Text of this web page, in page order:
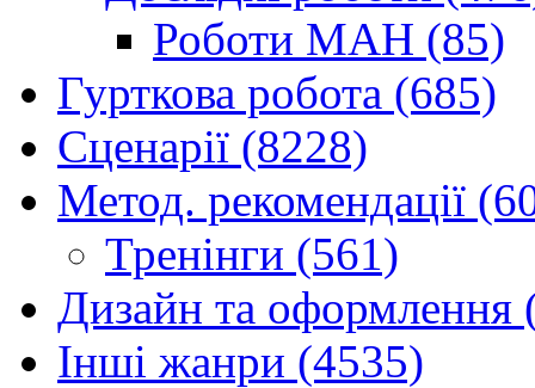
Роботи МАН (85)
Гурткова робота (685)
Сценарії (8228)
Метод. рекомендації
Тренінги (561)
Дизайн та оформлення
Інші жанри (4535)